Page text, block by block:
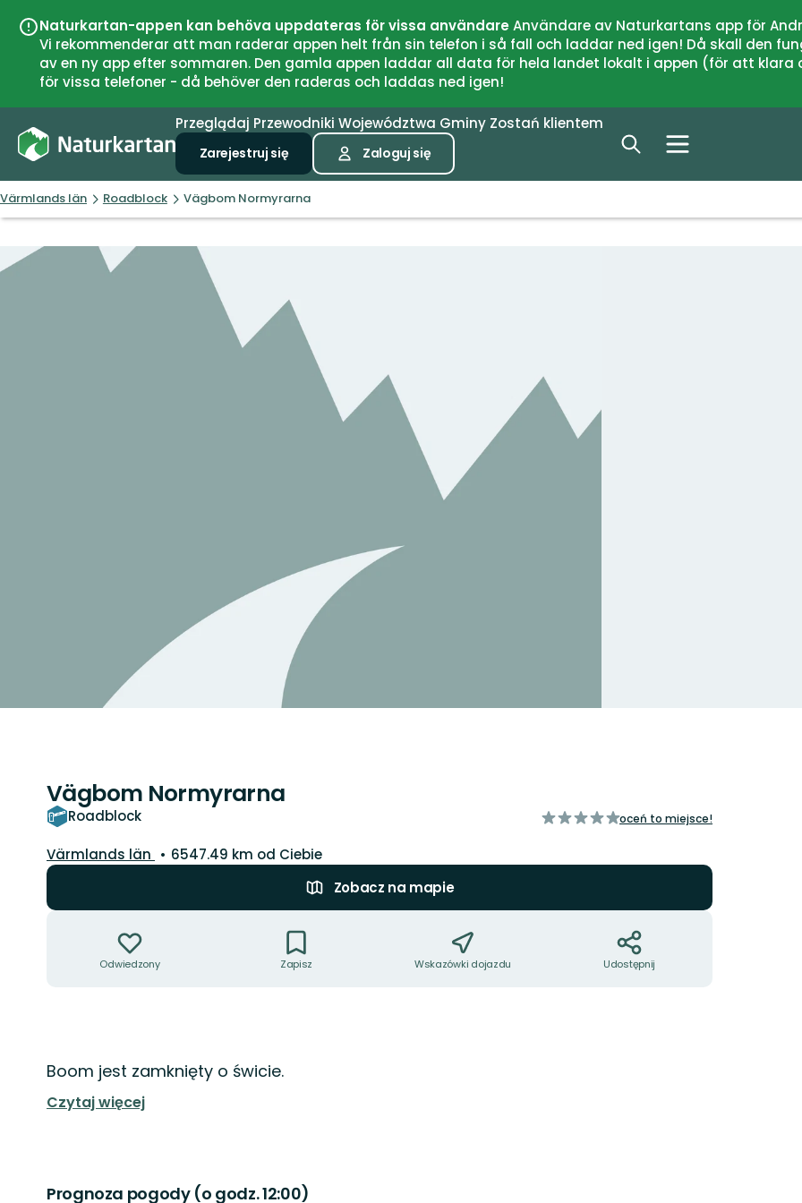
Naturkartan-appen kan behöva uppdateras för vissa användareAnvändare av Naturkartans app för
Vi rekommenderar att man raderar appen helt från sin telefon i så fall och laddar ned igen! Då skall den
av en ny app efter sommaren. Den gamla appen laddar all data för hela landet lokalt i appen (för att
för vissa telefoner - då behöver den raderas och laddas ned igen!
Przeglądaj Przewodniki Województwa Gminy Zostań klientem
Zarejestruj się Zaloguj się
Värmlands län Roadblock Vägbom Normyrarna
Vägbom Normyrarna
Roadblock
z
oceń to miejsce!
Województwo:
Värmlands län
6547.49 km od Ciebie
Zobacz na mapie
Odwiedzony Zapisz Wskazówki dojazdu Udostępnij
Opis
Boom jest zamknięty o świcie.
Czytaj więcej
Prognoza pogody (o godz. 12:00)